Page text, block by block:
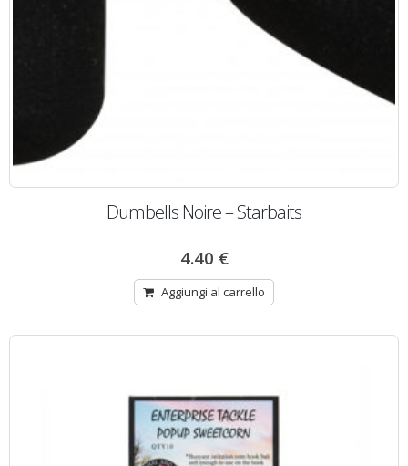
Dumbells Noire – Starbaits
4.40 €
Aggiungi al carrello